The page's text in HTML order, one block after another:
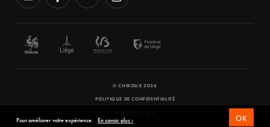
© CHIROUX 2026
POLITIQUE DE CONFIDENTIALITÉ
Pour améliorer votre expérience. En savoir plus › OK